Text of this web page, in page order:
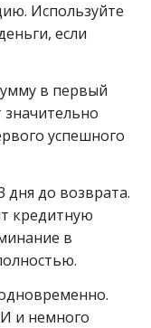
Используйте
если
в первый
значительно
успешного
дня до возврата.
кредитную
в
и немного